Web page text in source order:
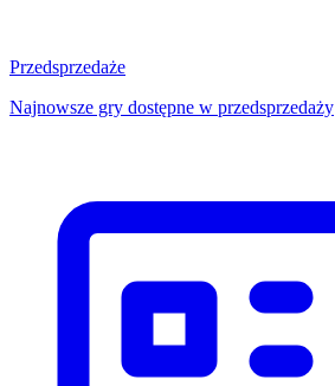
Przedsprzedaże
Najnowsze gry dostępne w przedsprzedaży